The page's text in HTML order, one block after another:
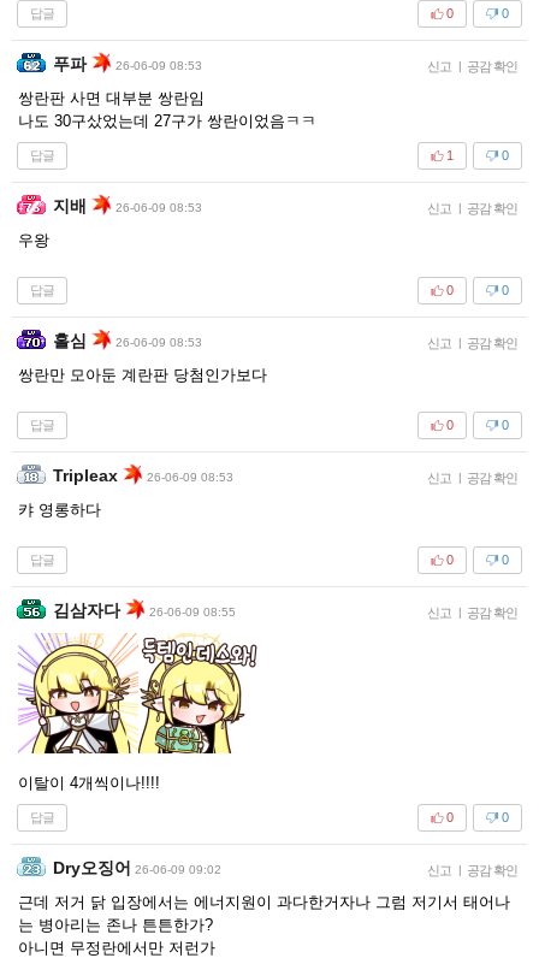
답글 0
0
푸파 26-06-09 08:53 신고 | 공감 확인
쌍란판 사면 대부분 쌍란임
나도 30구샀었는데 27구가 쌍란이었음ㅋㅋ
답글 0
1
지배 26-06-09 08:53 신고 | 공감 확인
우왕
답글 0
0
홀심 26-06-09 08:53 신고 | 공감 확인
쌍란만 모아둔 계란판 당첨인가보다
답글 0
0
Tripleax 26-06-09 08:53 신고 | 공감 확인
캬 영롱하다
답글 0
0
김삼자다 26-06-09 08:55 신고 | 공감 확인
이탈이 4개씩이나!!!!
답글 0
0
Dry오징어 26-06-09 09:02 신고 | 공감 확인
근데 저거 닭 입장에서는 에너지원이 과다한거자나 그럼 저기서 태어나
는 병아리는 존나 튼튼한가?
아니면 무정란에서만 저런가